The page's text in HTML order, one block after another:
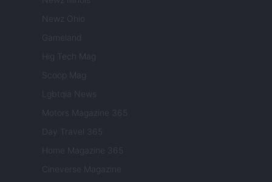
Newz Ohio
Gameland
Hig Tech Mag
Scoop Mag
Lgbtqia News
Motors Magazine 365
Day Travel 365
Home Magazine 365
Cineverse Magazine